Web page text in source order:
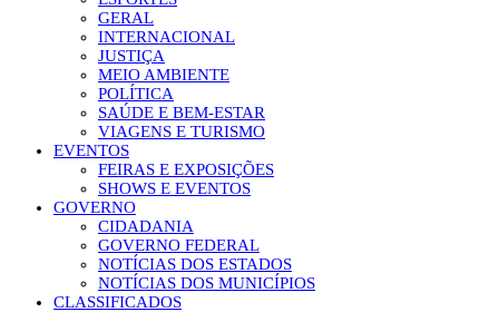
GERAL
INTERNACIONAL
JUSTIÇA
MEIO AMBIENTE
POLÍTICA
SAÚDE E BEM-ESTAR
VIAGENS E TURISMO
EVENTOS
FEIRAS E EXPOSIÇÕES
SHOWS E EVENTOS
GOVERNO
CIDADANIA
GOVERNO FEDERAL
NOTÍCIAS DOS ESTADOS
NOTÍCIAS DOS MUNICÍPIOS
CLASSIFICADOS